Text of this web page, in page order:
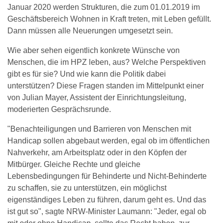
Januar 2020 werden Strukturen, die zum 01.01.2019 im
Geschäftsbereich Wohnen in Kraft treten, mit Leben gefüllt.
Dann müssen alle Neuerungen umgesetzt sein.
Wie aber sehen eigentlich konkrete Wünsche von
Menschen, die im HPZ leben, aus? Welche Perspektiven
gibt es für sie? Und wie kann die Politik dabei
unterstützen? Diese Fragen standen im Mittelpunkt einer
von Julian Mayer, Assistent der Einrichtungsleitung,
moderierten Gesprächsrunde.
"Benachteiligungen und Barrieren von Menschen mit
Handicap sollen abgebaut werden, egal ob im öffentlichen
Nahverkehr, am Arbeitsplatz oder in den Köpfen der
Mitbürger. Gleiche Rechte und gleiche
Lebensbedingungen für Behinderte und Nicht-Behinderte
zu schaffen, sie zu unterstützen, ein möglichst
eigenständiges Leben zu führen, darum geht es. Und das
ist gut so", sagte NRW-Minister Laumann: "Jeder, egal ob